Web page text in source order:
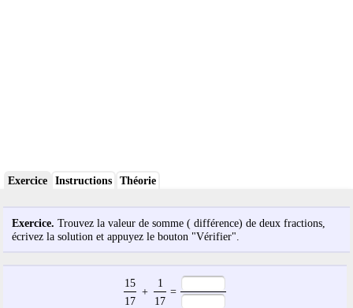
Exercice Instructions Théorie
Exercice. Trouvez la valeur de somme ( différence) de deux fractions,
écrivez la solution et appuyez le bouton "Vérifier".
15
+
1
=
17 17